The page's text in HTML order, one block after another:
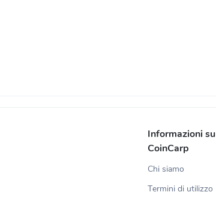
Informazioni su
CoinCarp
Chi siamo
Termini di utilizzo